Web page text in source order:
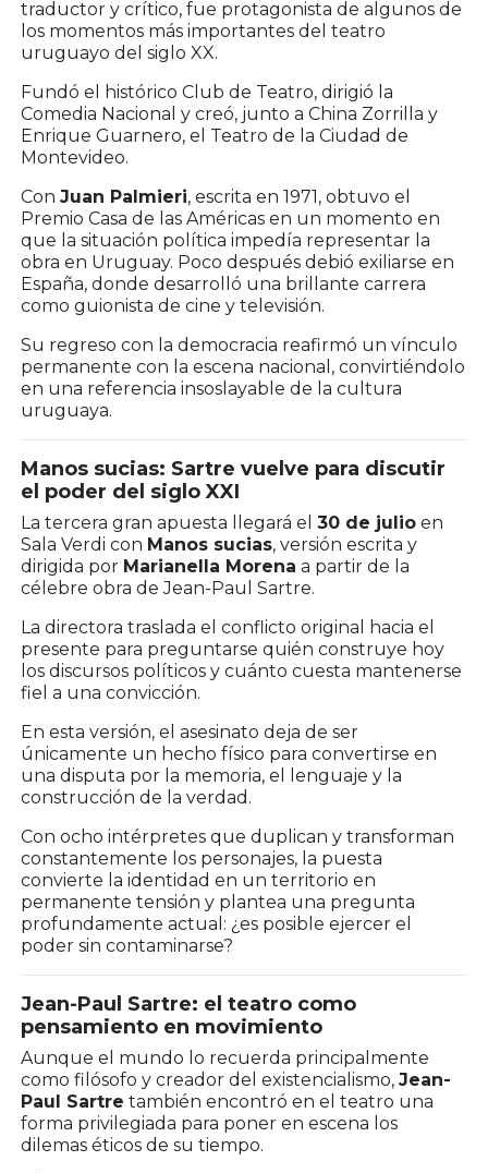
traductor y crítico, fue protagonista de algunos de
los momentos más importantes del teatro
uruguayo del siglo XX.
Fundó el histórico Club de Teatro, dirigió la
Comedia Nacional y creó, junto a China Zorrilla y
Enrique Guarnero, el Teatro de la Ciudad de
Montevideo.
Con Juan Palmieri, escrita en 1971, obtuvo el
Premio Casa de las Américas en un momento en
que la situación política impedía representar la
obra en Uruguay. Poco después debió exiliarse en
España, donde desarrolló una brillante carrera
como guionista de cine y televisión.
Su regreso con la democracia reafirmó un vínculo
permanente con la escena nacional, convirtiéndolo
en una referencia insoslayable de la cultura
uruguaya.
Manos sucias: Sartre vuelve para discutir
el poder del siglo XXI
La tercera gran apuesta llegará el 30 de julio en
Sala Verdi con Manos sucias, versión escrita y
dirigida por Marianella Morena a partir de la
célebre obra de Jean-Paul Sartre.
La directora traslada el conflicto original hacia el
presente para preguntarse quién construye hoy
los discursos políticos y cuánto cuesta mantenerse
fiel a una convicción.
En esta versión, el asesinato deja de ser
únicamente un hecho físico para convertirse en
una disputa por la memoria, el lenguaje y la
construcción de la verdad.
Con ocho intérpretes que duplican y transforman
constantemente los personajes, la puesta
convierte la identidad en un territorio en
permanente tensión y plantea una pregunta
profundamente actual: ¿es posible ejercer el
poder sin contaminarse?
Jean-Paul Sartre: el teatro como
pensamiento en movimiento
Aunque el mundo lo recuerda principalmente
como filósofo y creador del existencialismo, Jean-
Paul Sartre también encontró en el teatro una
forma privilegiada para poner en escena los
dilemas éticos de su tiempo.